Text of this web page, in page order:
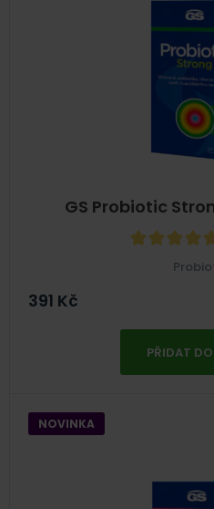
GS Probiotic
391 Kč
PŘIDAT
NOVINKA